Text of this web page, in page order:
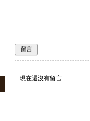
留言
現在還沒有留言